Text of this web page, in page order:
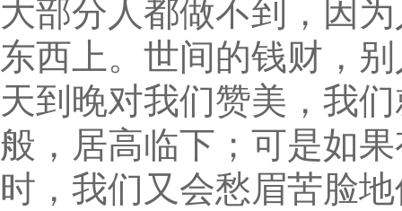
大部分人都做不到，因
东西上。世间的钱财，
天到晚对我们赞美，我
般，居高临下；可是如
时，我们又会愁眉苦脸